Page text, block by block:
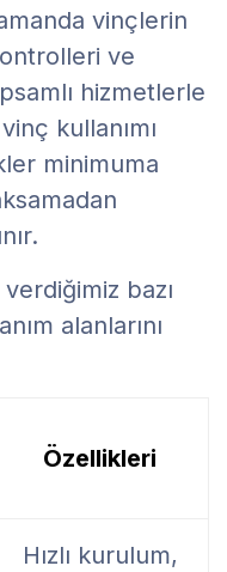
vinçlerin
ve
hizmetlerle
kullanımı
minimuma
bazı
alanlarını
Özellikleri
Hızlı kurulum,